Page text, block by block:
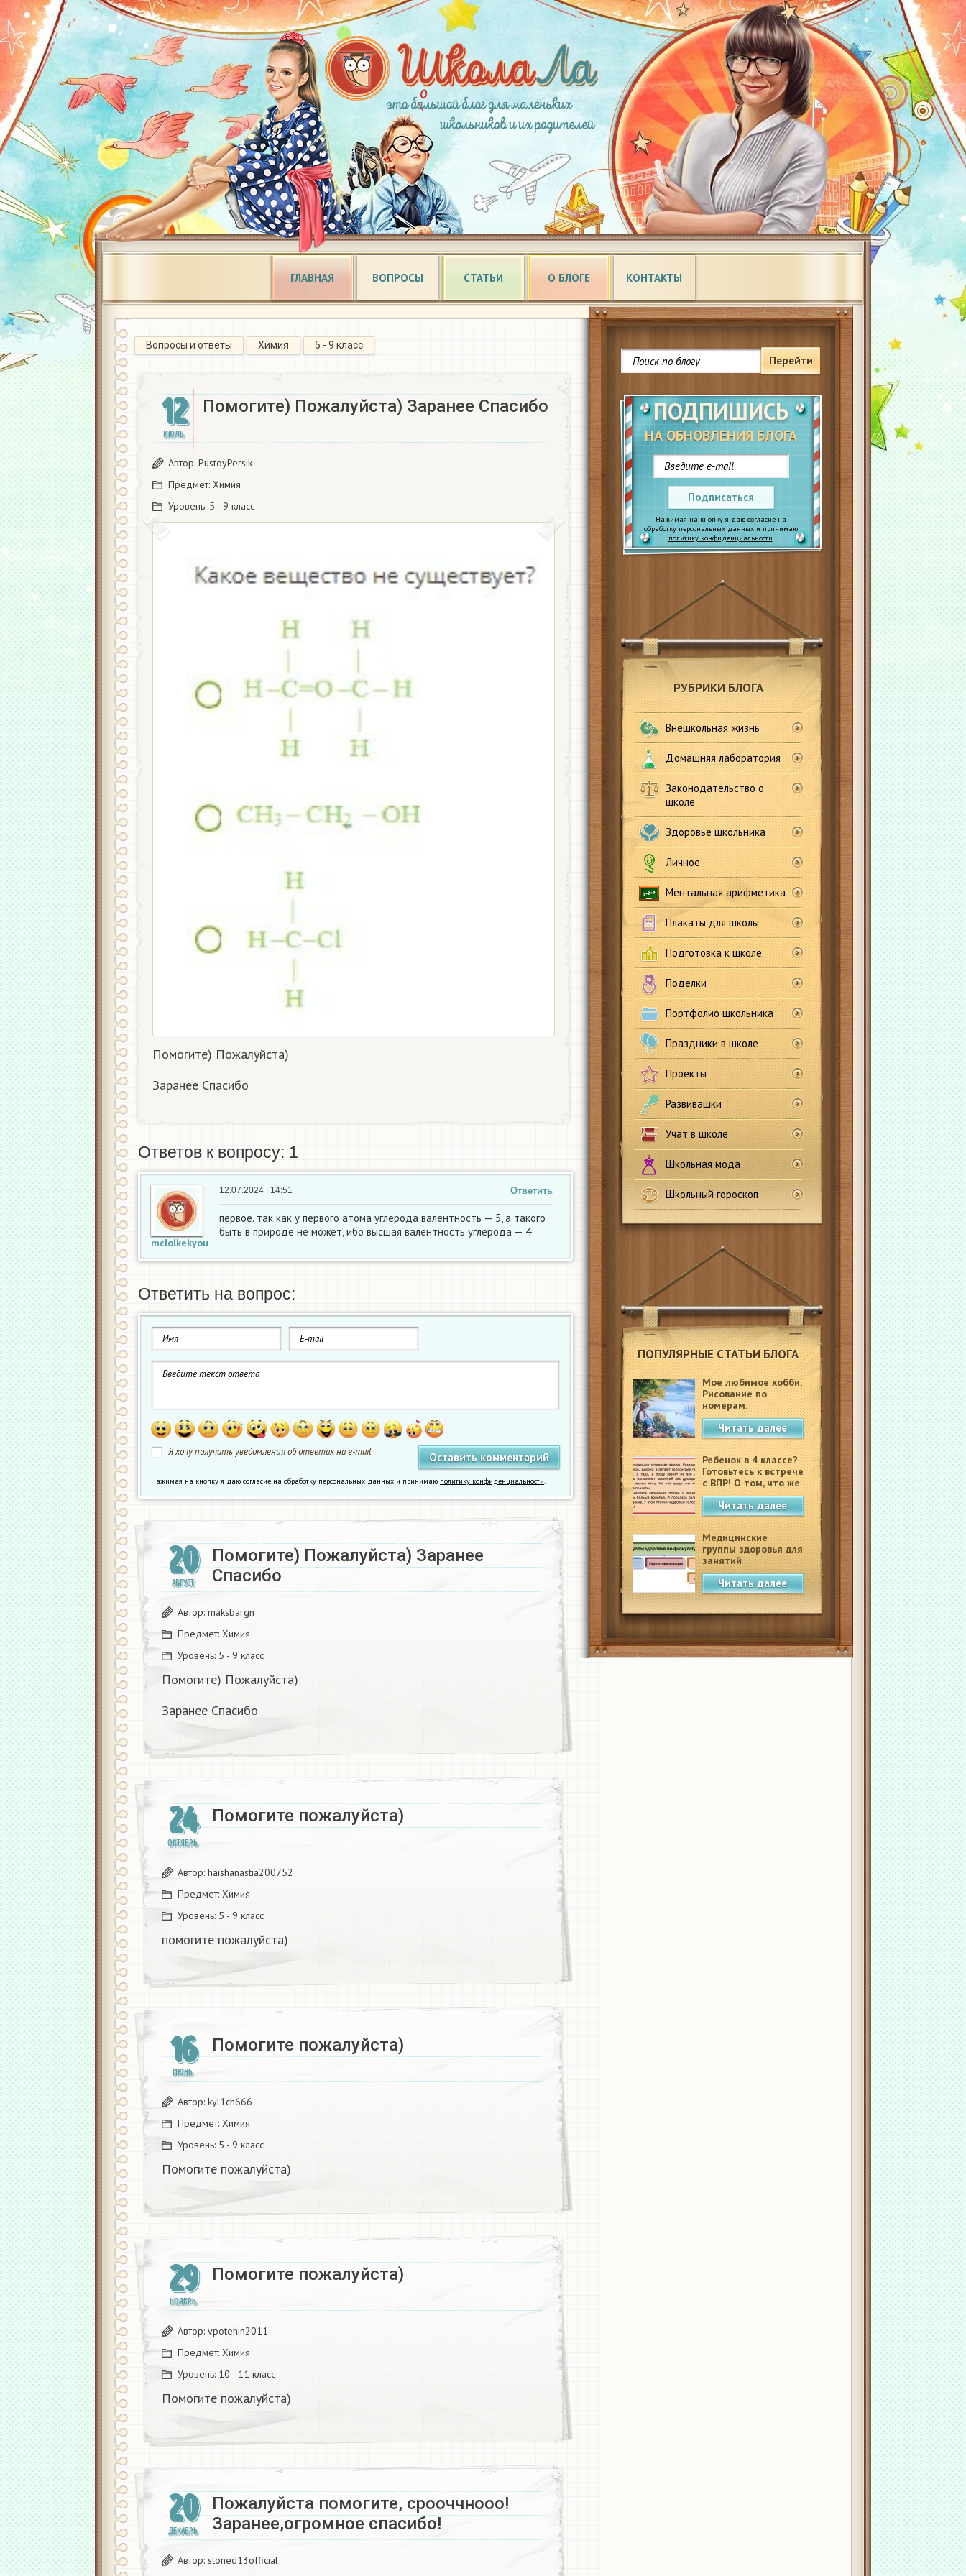
ГЛАВНАЯ ВОПРОСЫ СТАТЬИ О БЛОГЕ КОНТАКТЫ
Перейти
ПОДПИШИСЬ
НА ОБНОВЛЕНИЯ БЛОГА
Подписаться
Нажимая на кнопку я даю согласие на
обработку персональных данных и принимаю
политику конфиденциальности.
РУБРИКИ БЛОГА
Внешкольная жизнь
Домашняя лаборатория
Законодательство о
школе
Здоровье школьника
Личное
Ментальная арифметика
Плакаты для школы
Подготовка к школе
Поделки
Портфолио школьника
Праздники в школе
Проекты
Развивашки
Учат в школе
Школьная мода
Школьный гороскоп
ПОПУЛЯРНЫЕ СТАТЬИ БЛОГА
Мое любимое хобби.
Рисование по
номерам.
Читать далее
Ребенок в 4 классе?
Готовьтесь к встрече
с ВПР! О том, что же
это такое.
Читать далее
Медицинские
группы здоровья для
занятий
физкультурой в
школеЧитать далее
Вопросы и ответы Химия 5 - 9 класс
12
ИЮЛЬ
Помогите) Пожалуйста) Заранее Спасибо
Автор: PustoyPersik
Предмет: Химия
Уровень: 5 - 9 класс
Помогите) Пожалуйста)
Заранее Спасибо
Ответов к вопросу: 1
mclolkekyou
Ответить
12.07.2024 | 14:51
первое. так как у первого атома углерода валентность — 5, а такого
быть в природе не может, ибо высшая валентность углерода — 4
Ответить на вопрос:
Я хочу получать уведомления об ответах на e-mail
Нажимая на кнопку я даю согласие на обработку персональных данных и принимаю политику конфиденциальности.
20
АВГУСТ
Помогите) Пожалуйста) Заранее
Спасибо
Автор: maksbargn
Предмет: Химия
Уровень: 5 - 9 класс
Помогите) Пожалуйста)
Заранее Спасибо
24
ОКТЯБРЬ
Помогите пожалуйста)
Автор: haishanastia200752
Предмет: Химия
Уровень: 5 - 9 класс
помогите пожалуйста)
16
ИЮНЬ
Помогите пожалуйста)
Автор: kyl1ch666
Предмет: Химия
Уровень: 5 - 9 класс
Помогите пожалуйста)
29
НОЯБРЬ
Помогите пожалуйста)
Автор: vpotehin2011
Предмет: Химия
Уровень: 10 - 11 класс
Помогите пожалуйста)
20
ДЕКАБРЬ
Пожалуйста помогите, срооччнооо!
Заранее,огромное спасибо!
Автор: stoned13official